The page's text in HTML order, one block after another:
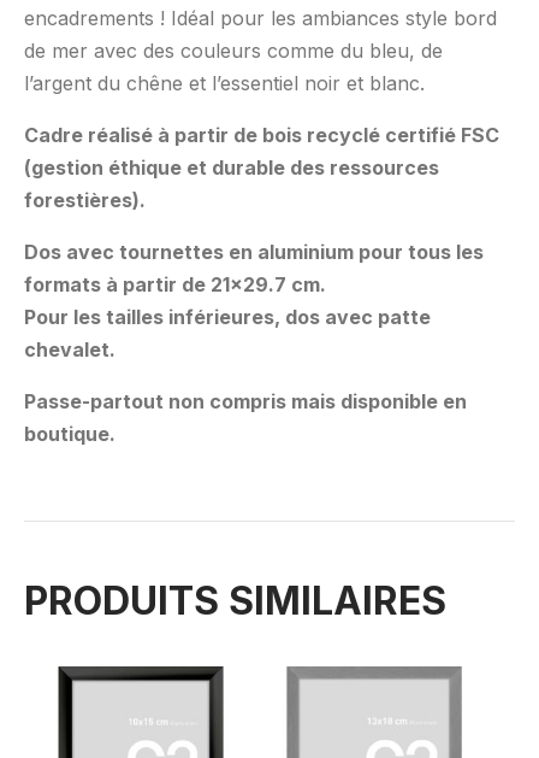
encadrements ! Idéal pour les ambiances style bord
de mer avec des couleurs comme du bleu, de
l’argent du chêne et l’essentiel noir et blanc.
Cadre réalisé à partir de bois recyclé certifié FSC
(gestion éthique et durable des ressources
forestières).
Dos avec tournettes en aluminium pour tous les
formats à partir de 21×29.7 cm.
Pour les tailles inférieures, dos avec patte
chevalet.
Passe-partout non compris mais disponible en
boutique.
PRODUITS SIMILAIRES